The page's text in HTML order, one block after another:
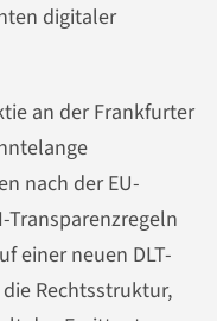
digitaler
an der Frankfurter
nach der EU-
einer neuen DLT-
Rechtsstruktur,